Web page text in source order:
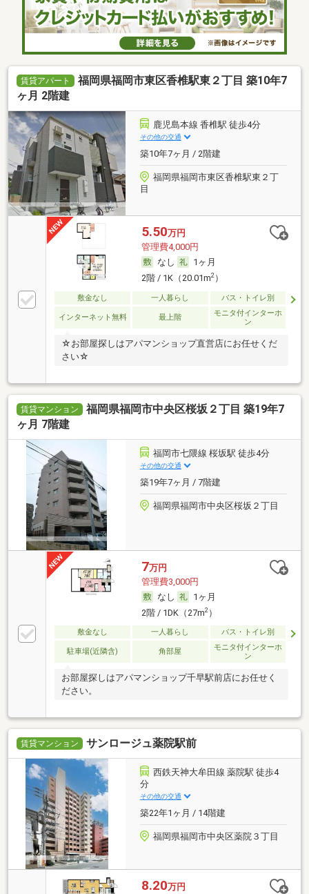
賃貸アパート
福岡県福岡市東区香椎駅東２丁目 築10年7
ヶ月 2階建
鹿児島本線 香椎駅 徒歩4分
その他の交通
築10年7ヶ月 / 2階建
福岡県福岡市東区香椎駅東２丁
目
5.50万円
管理費4,000円
なし
1ヶ月
2階 / 1K（20.01m2）
敷金なし 一人暮らし バス・トイレ別
インターネット無料 最上階
モニタ付インターホ
ン
☆お部屋探しはアパマンショップ直営店にお任せくだ
さい☆
賃貸マンション
福岡県福岡市中央区桜坂２丁目 築19年7
ヶ月 7階建
福岡市七隈線 桜坂駅 徒歩4分
その他の交通
築19年7ヶ月 / 7階建
福岡県福岡市中央区桜坂２丁目
7万円
管理費3,000円
なし
1ヶ月
2階 / 1DK（27m2）
敷金なし 一人暮らし バス・トイレ別
駐車場(近隣含) 角部屋
モニタ付インターホ
ン
お部屋探しはアパマンショップ千早駅前店にお任せく
ださい。
賃貸マンション サンロージュ薬院駅前
西鉄天神大牟田線 薬院駅 徒歩4
分
その他の交通
築22年1ヶ月 / 14階建
福岡県福岡市中央区薬院３丁目
8.20万円